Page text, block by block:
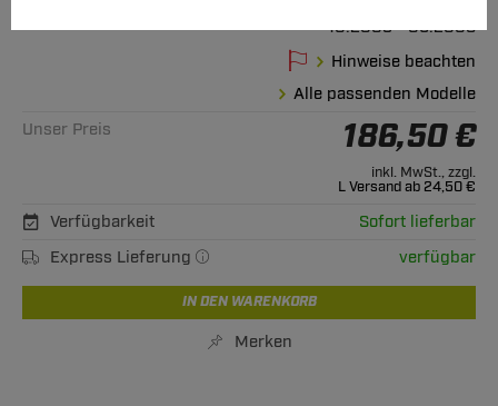
10.2003 - 09.2008
Hinweise beachten
Alle passenden Modelle
Unser Preis
186,50 €
inkl. MwSt., zzgl.
L Versand ab 24,50 €
Verfügbarkeit
Sofort lieferbar
Express Lieferung
verfügbar
IN DEN WARENKORB
Merken